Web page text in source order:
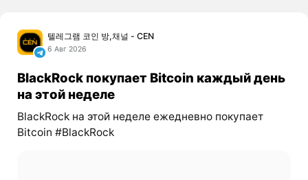
텔레그램 코인 방,채널 - CEN
6 Авг 2026
BlackRock покупает Bitcoin каждый день
на этой неделе
BlackRock на этой неделе ежедневно покупает
Bitcoin #BlackRock